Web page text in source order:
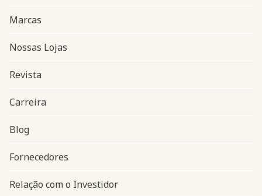
Navegação do rodapé
Marcas
Nossas Lojas
Revista
Carreira
Blog
Fornecedores
Relação com o Investidor